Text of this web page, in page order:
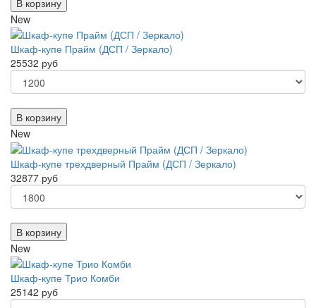
New
Шкаф-купе Прайм (ДСП / Зеркало)
25532 руб
В корзину
New
Шкаф-купе трехдверный Прайм (ДСП / Зеркало)
32877 руб
В корзину
New
Шкаф-купе Трио Комби
25142 руб